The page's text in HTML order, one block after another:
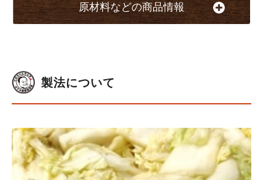
原材料などの商品情報
製法について